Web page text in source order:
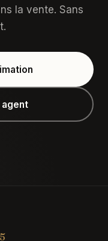
la vente. Sans